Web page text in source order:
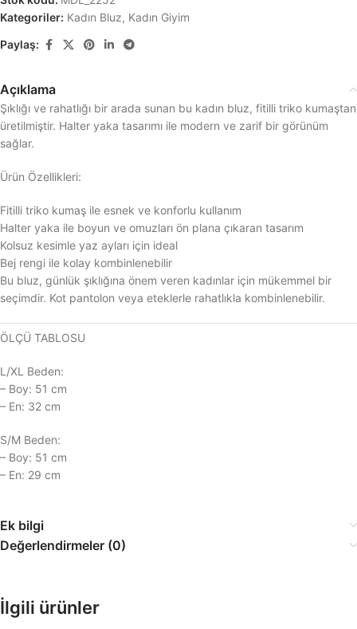
Kategoriler: Kadın Bluz, Kadın Giyim
Paylaş:
Açıklama
Şıklığı ve rahatlığı bir arada sunan bu kadın bluz, fitilli triko kumaştan
üretilmiştir. Halter yaka tasarımı ile modern ve zarif bir görünüm
sağlar.
Ürün Özellikleri:
Fitilli triko kumaş ile esnek ve konforlu kullanım
Halter yaka ile boyun ve omuzları ön plana çıkaran tasarım
Kolsuz kesimle yaz ayları için ideal
Bej rengi ile kolay kombinlenebilir
Bu bluz, günlük şıklığına önem veren kadınlar için mükemmel bir
seçimdir. Kot pantolon veya eteklerle rahatlıkla kombinlenebilir.
ÖLÇÜ TABLOSU
L/XL Beden:
– Boy: 51 cm
– En: 32 cm
S/M Beden:
– Boy: 51 cm
– En: 29 cm
Ek bilgi
Değerlendirmeler (0)
İlgili ürünler